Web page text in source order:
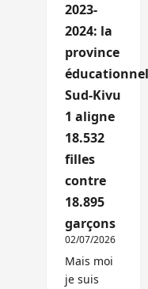
2023-
2024: la
province
Sud-Kivu
1 aligne
18.532
filles
contre
18.895
garçons
02/07/2026
Mais moi
je suis